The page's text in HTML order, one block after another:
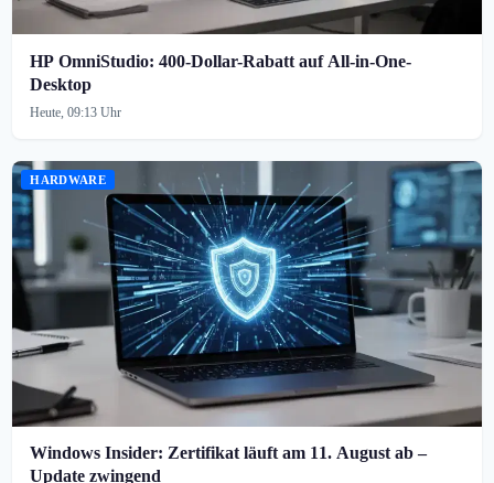
HP OmniStudio: 400-Dollar-Rabatt auf All-in-One-
Desktop
Heute, 09:13 Uhr
HARDWARE
Windows Insider: Zertifikat läuft am 11. August ab –
Update zwingend